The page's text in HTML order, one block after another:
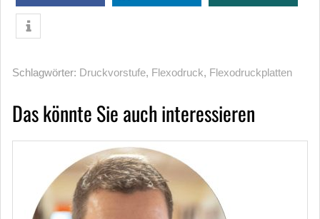
Schlagwörter: Druckvorstufe, Flexodruck, Flexodruckplatten
Das könnte Sie auch interessieren